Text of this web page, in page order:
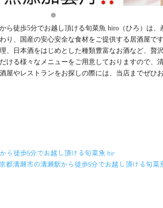
ら徒歩5分でお越し頂ける旬菜魚 hiro（ひろ）は、
り、国産の安心安全な食材をご提供する居酒屋です
、日本酒をはじめとした種類豊富なお酒など、贅
ける様々なメニューをご用意しておりますので、
屋やレストランをお探しの際には、当店までぜひ
ら徒歩5分でお越し頂ける旬菜魚 hir
都清瀬市の清瀬駅から徒歩5分でお越し頂ける旬菜